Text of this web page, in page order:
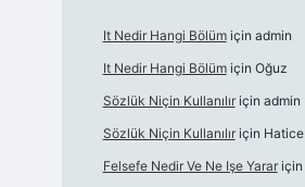
It Nedir Hangi Bölümiçin admin
It Nedir Hangi Bölümiçin Oğuz
Sözlük Niçin Kullanılıriçin admin
Sözlük Niçin Kullanılıriçin Hatice
Felsefe Nedir Ve Ne Işe Yarariçin